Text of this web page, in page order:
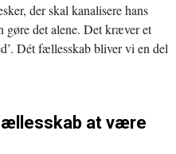
der skal kanalisere hans
det alene. Det kræver et
Dét fællesskab bliver vi en del
at være